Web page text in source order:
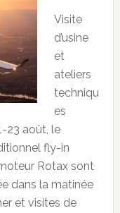
Visite
d’usine
et
ateliers
techniqu
es
23 août, le
fly-in
Rotax sont
dans la matinée
et visites de